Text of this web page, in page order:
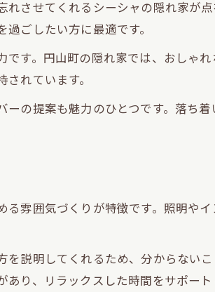
のシーシャ空間で穏やかなひととき
シャ初心者も安心の神泉おすすめポイ
見つけるおしゃれなシーシャスポッ
坂のおしゃれなシーシャ空間を探して
シャと道玄坂の最新トレンドを満喫
辺なら自分好みのシーシャを探索
に合わせて選ぶシーシャの楽しみ方
駅から歩いて行ける隠れ家シーシャ
させてくれるシーシャの隠れ家が
ごしたい方に最適です。
す。円山町の隠れ家では、おしゃ
れています。
の提案も魅力のひとつです。落ち
雰囲気づくりが特徴です。照明や
説明してくれるため、分からない
り、リラックスした時間をサポート